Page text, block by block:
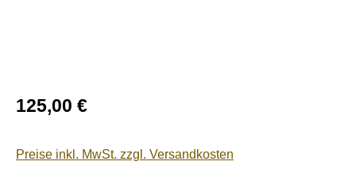
Regulärer Preis:
125,00 €
Preise inkl. MwSt. zzgl. Versandkosten